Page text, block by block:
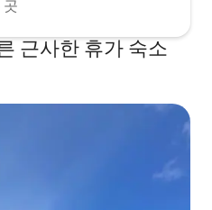
곳
근사한 휴가 숙소